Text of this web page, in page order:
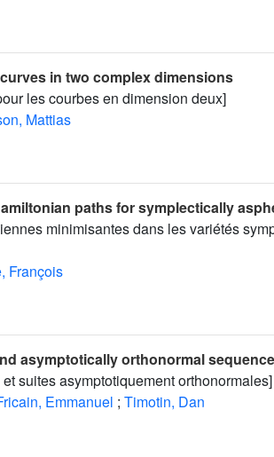
in two complex dimensions
les courbes en dimension deux]
Mattias
paths for symplectically
minimisantes dans les variétés
François
asymptotically orthonormal
suites asymptotiquement orthonormales]
Emmanuel ; Timotin, Dan